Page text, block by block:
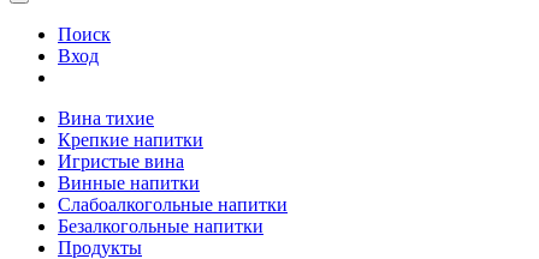
Поиск
Вход
Вина тихие
Крепкие напитки
Игристые вина
Винные напитки
Слабоалкогольные напитки
Безалкогольные напитки
Продукты